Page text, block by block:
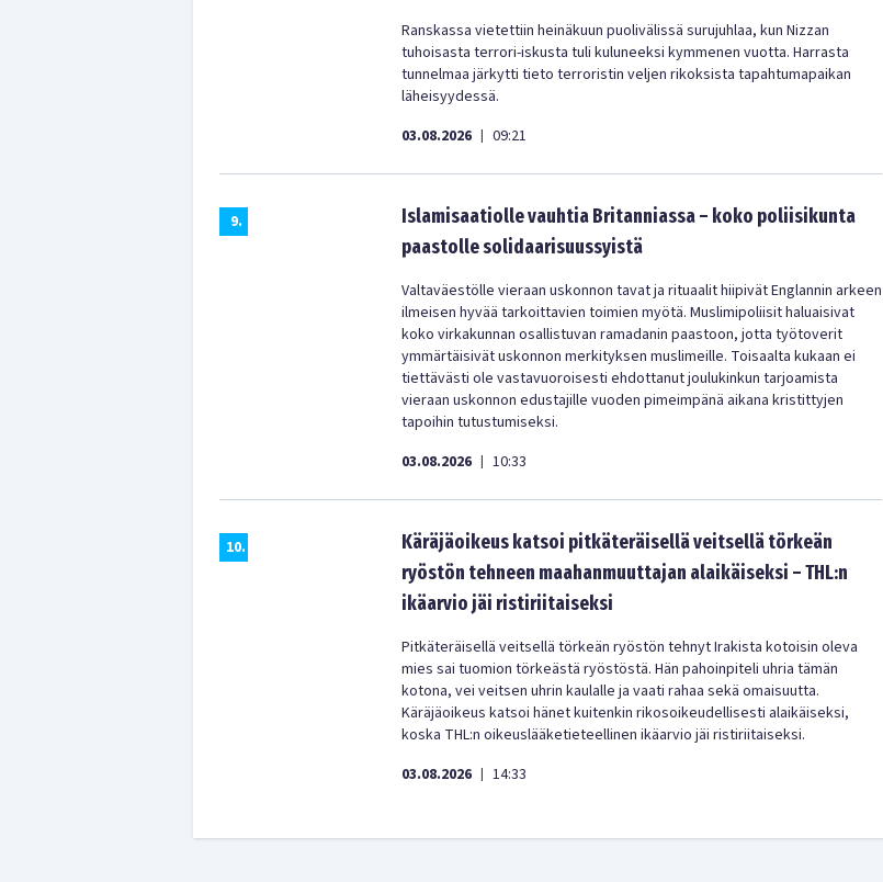
Ranskassa vietettiin heinäkuun puolivälissä surujuhlaa, kun Nizzan
tuhoisasta terrori-iskusta tuli kuluneeksi kymmenen vuotta. Harrasta
tunnelmaa järkytti tieto terroristin veljen rikoksista tapahtumapaikan
läheisyydessä.
03.08.2026 | 09:21
9.
Islamisaatiolle vauhtia Britanniassa – koko poliisikunta
paastolle solidaarisuussyistä
Valtaväestölle vieraan uskonnon tavat ja rituaalit hiipivät Englannin arkeen
ilmeisen hyvää tarkoittavien toimien myötä. Muslimipoliisit haluaisivat
koko virkakunnan osallistuvan ramadanin paastoon, jotta työtoverit
ymmärtäisivät uskonnon merkityksen muslimeille. Toisaalta kukaan ei
tiettävästi ole vastavuoroisesti ehdottanut joulukinkun tarjoamista
vieraan uskonnon edustajille vuoden pimeimpänä aikana kristittyjen
tapoihin tutustumiseksi.
03.08.2026 | 10:33
10.
Käräjäoikeus katsoi pitkäteräisellä veitsellä törkeän
ryöstön tehneen maahanmuuttajan alaikäiseksi – THL:n
ikäarvio jäi ristiriitaiseksi
Pitkäteräisellä veitsellä törkeän ryöstön tehnyt Irakista kotoisin oleva
mies sai tuomion törkeästä ryöstöstä. Hän pahoinpiteli uhria tämän
kotona, vei veitsen uhrin kaulalle ja vaati rahaa sekä omaisuutta.
Käräjäoikeus katsoi hänet kuitenkin rikosoikeudellisesti alaikäiseksi,
koska THL:n oikeuslääketieteellinen ikäarvio jäi ristiriitaiseksi.
03.08.2026 | 14:33